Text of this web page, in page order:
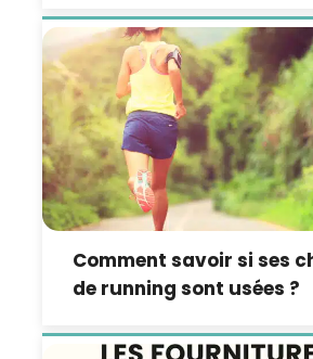
Comment savoir si ses
de running sont usées ?